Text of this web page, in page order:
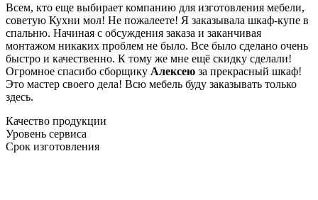
Всем, кто еще выбирает компанию для изготовления мебели,
советую Кухни мол! Не пожалеете! Я заказывала шкаф-купе в
спальню. Начиная с обсуждения заказа и заканчивая
монтажом никаких проблем не было. Все было сделано очень
быстро и качественно. К тому же мне ещё скидку сделали!
Огромное спасибо сборщику Алексею за прекрасный шкаф!
Это мастер своего дела! Всю мебель буду заказывать только
здесь.
Качество продукции
Уровень сервиса
Срок изготовления